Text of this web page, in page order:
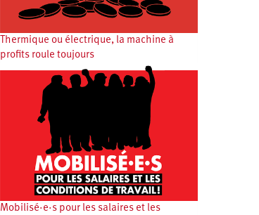
Thermique ou électrique, la machine à
profits roule toujours
Mobilisé·e·s pour les salaires et les